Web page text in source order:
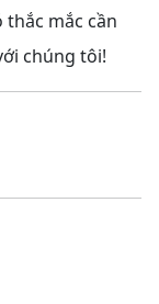
mắc cần
chúng tôi!